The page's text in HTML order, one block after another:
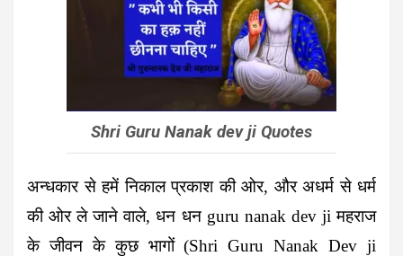
Shri Guru Nanak dev ji Quotes
अन्धकार से हमें निकाल प्रकाश की ओर, और अधर्म से धर्म
की ओर ले जाने वाले, धन धन guru nanak dev ji महराज
के जीवन के कुछ भागों (Shri Guru Nanak Dev ji